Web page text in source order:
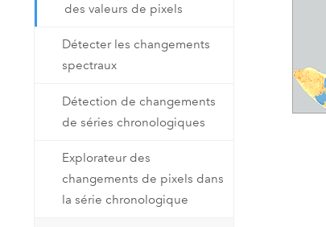
des valeurs de pixels
Détecter les changements
spectraux
Détection de changements
de séries chronologiques
Explorateur des
changements de pixels dans
la série chronologique